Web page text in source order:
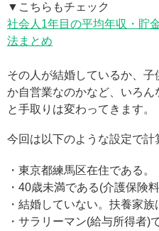
▼こちらもチェック
社会人1年目の平均年収・貯
法まとめ
その人が結婚しているか、
か自営業なのかなど、いろ
と手取りは変わってきます。
今回は以下のような設定で計
・東京都練馬区在住である。
・40歳未満である(介護保険
・結婚していない。扶養家族
・サラリーマン(給与所得者)